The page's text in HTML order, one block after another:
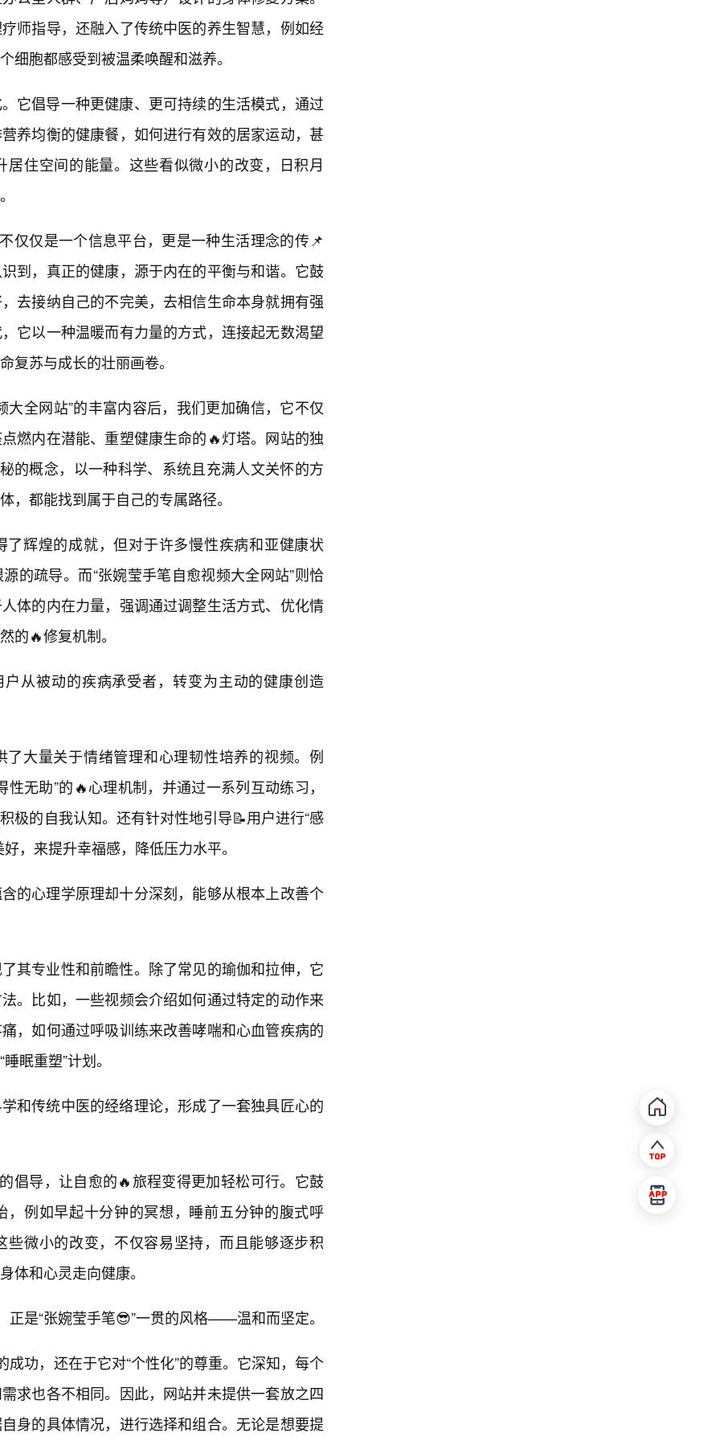
师指导，还融入了传统中医的养生智慧，例如经
细胞都感受到被温柔唤醒和滋养。
它倡导一种更健康、更可持续的生活模式，通过
养均衡的健康餐，如何进行有效的居家运动，甚
住空间的能量。这些看似微小的改变，日积月
仅仅是一个信息平台，更是一种生活理念的传📌
到，真正的健康，源于内在的平衡与和谐。它鼓
去接纳自己的不完美，去相信生命本身就拥有强
它以一种温暖而有力量的方式，连接起无数渴望
复苏与成长的壮丽画卷。
大全网站”的丰富内容后，我们更加确信，它不仅
燃内在潜能、重塑健康生命的🔥灯塔。网站的独
的概念，以一种科学、系统且充满人文关怀的方
，都能找到属于自己的专属路径。
辉煌的成就，但对于许多慢性疾病和亚健康状
的疏导。而“张婉莹手笔自愈视频大全网站”则恰
体的内在力量，强调通过调整生活方式、优化情
的🔥修复机制。
户从被动的疾病承受者，转变为主动的健康创造
大量关于情绪管理和心理韧性培养的视频。例
无助”的🔥心理机制，并通过一系列互动练习，
极的自我认知。还有针对性地引导📝用户进行“感
，来提升幸福感，降低压力水平。
的心理学原理却十分深刻，能够从根本上改善个
其专业性和前瞻性。除了常见的瑜伽和拉伸，它
。比如，一些视频会介绍如何通过特定的动作来
，如何通过呼吸训练来改善哮喘和心血管疾病的
眠重塑”计划。
和传统中医的经络理论，形成了一套独具匠心的
倡导，让自愈的🔥旅程变得更加轻松可行。它鼓
例如早起十分钟的冥想，睡前五分钟的腹式呼
微小的改变，不仅容易坚持，而且能够逐步积
体和心灵走向健康。
正是“张婉莹手笔😎”一贯的风格——温和而坚定。
成功，还在于它对“个性化”的尊重。它深知，每个
求也各不相同。因此，网站并未提供一套放之四
身的具体情况，进行选择和组合。无论是想要提